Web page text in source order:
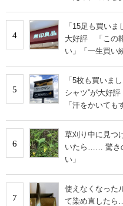
4
「15足も買い
大好評 「この
い」「一生買い
5
「5枚も買いま
シャツ”が大好
「汗をかいても
6
草刈り中に見つ
いたら…… 驚き
い」
7
使えなくなった
て染め直したら